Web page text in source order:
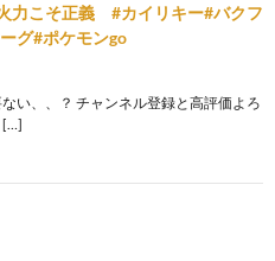
力こそ正義 #カイリキー#バクフ
グ#ポケモンgo
い、、？ チャンネル登録と高評価よろ
[…]